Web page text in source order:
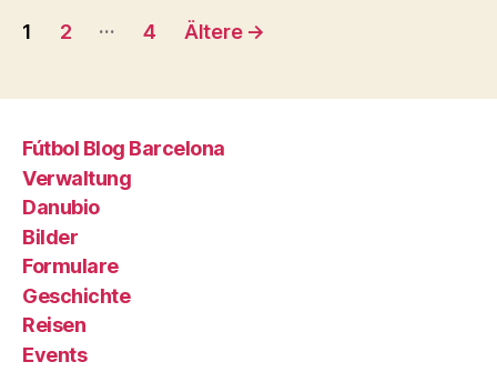
Beitragsnavigation
1 2 … 4 Ältere →
Fútbol Blog Barcelona
Verwaltung
Danubio
Bilder
Formulare
Geschichte
Reisen
Events